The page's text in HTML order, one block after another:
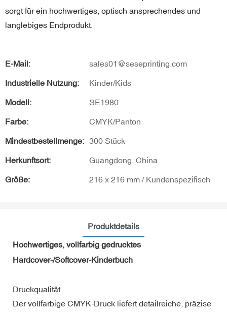
sorgt für ein hochwertiges, optisch ansprechendes und
langlebiges Endprodukt.
E-Mail: sales01@seseprinting.com
Industrielle Nutzung: Kinder/Kids
Modell: SE1980
Farbe: CMYK/Panton
Mindestbestellmenge: 300 Stück
Herkunftsort: Guangdong, China
Größe: 216 x 216 mm / Kundenspezifisch
Produktdetails
Hochwertiges, vollfarbig gedrucktes
Hardcover-/Softcover-Kinderbuch
Druckqualität
Der vollfarbige CMYK-Druck liefert detailreiche, präzise